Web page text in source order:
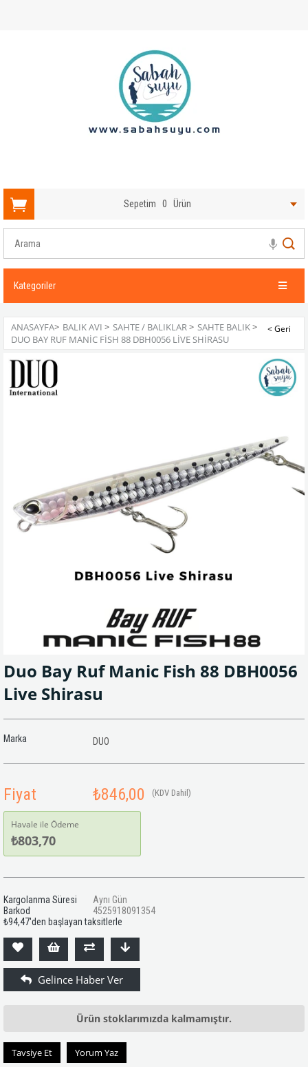
Sepetim 0 Ürün
Kategoriler
ANASAYFA> BALIK AVI > SAHTE / BALIKLAR> SAHTE BALIK>
DUO BAY RUF MANIC FISH 88 DBH0056 LIVE SHIRASU
Duo Bay Ruf Manic Fish 88 DBH0056
Live Shirasu
Marka DUO
Fiyat ₺846,00 (KDV Dahil)
Havale ile Ödeme
₺803,70
Kargolanma Süresi
Aynı Gün
Barkod
4525918091354
₺94,47'den başlayan taksitlerle
Ürün stoklarımızda kalmamıştır.
Tavsiye Et Yorum Yaz